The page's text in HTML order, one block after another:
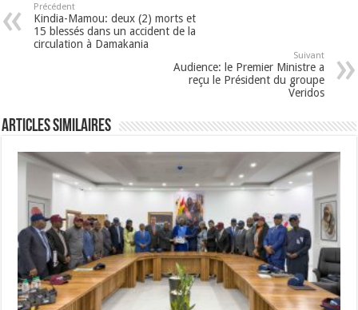
Précédent
Kindia-Mamou: deux (2) morts et
15 blessés dans un accident de la
circulation à Damakania
Suivant
Audience: le Premier Ministre a
reçu le Président du groupe
Veridos
Articles Similaires